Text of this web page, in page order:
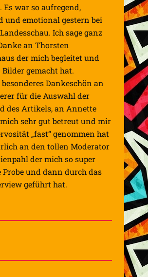
Es war so aufregend,
und emotional gestern bei
Ich sage ganz
an Thorsten
der mich begleitet und
gemacht hat.
Dankeschön an
für die Auswahl der
des Artikels, an Annette
sehr gut betreut und mir
„fast“ genommen hat
an den tollen Moderator
der mich so super
Probe und dann durch das
geführt hat.